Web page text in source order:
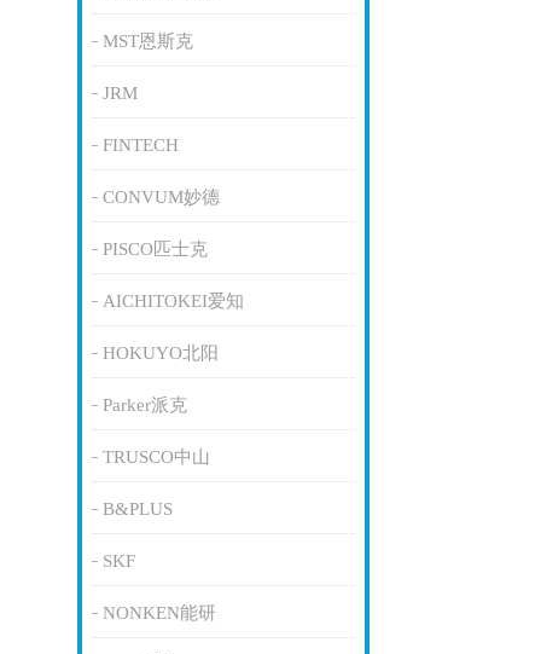
MST恩斯克
JRM
FINTECH
CONVUM妙德
PISCO匹士克
AICHITOKEI爱知
HOKUYO北阳
Parker派克
TRUSCO中山
B&PLUS
SKF
NONKEN能研